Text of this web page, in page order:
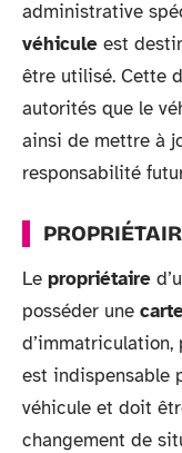
administrative
véhicule est
être utilisé. Cette
autorités que le
ainsi de mettre à
responsabilité
Le propriétaire
posséder une
d’immatriculation,
est indispensable
véhicule et doit
changement de